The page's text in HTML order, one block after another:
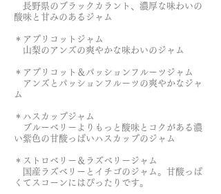
​ 長野県のブラックカラント、濃厚な味わいの
酸味と甘みのあるジャム
＊アプリコットジャム
山梨のアンズの爽やかな味わいのジャム
＊アプリコット＆パッションフルーツジャム
アンズとパッションフルーツの爽やかなジャ
ム
＊ハスカップジャム
ブルーベリーよりもっと酸味とコクがある濃
い紫色の甘酸っぱいハスカップのジャム
＊ストロベリー＆ラズベリージャム
​ 国産ラズベリーとイチゴのジャム。甘酸っぱ
くてスコーンにはぴったりです。